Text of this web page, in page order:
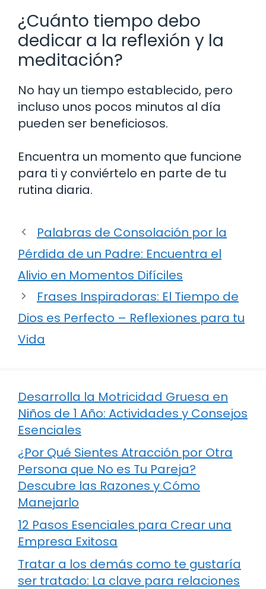
¿Cuánto tiempo debo
dedicar a la reflexión y la
meditación?
No hay un tiempo establecido, pero
incluso unos pocos minutos al día
pueden ser beneficiosos.
Encuentra un momento que funcione
para ti y conviértelo en parte de tu
rutina diaria.
Palabras de Consolación por la
Pérdida de un Padre: Encuentra el
Alivio en Momentos Difíciles
Frases Inspiradoras: El Tiempo de
Dios es Perfecto – Reflexiones para tu
Vida
Desarrolla la Motricidad Gruesa en
Niños de 1 Año: Actividades y Consejos
Esenciales
¿Por Qué Sientes Atracción por Otra
Persona que No es Tu Pareja?
Descubre las Razones y Cómo
Manejarlo
12 Pasos Esenciales para Crear una
Empresa Exitosa
Tratar a los demás como te gustaría
ser tratado: La clave para relaciones